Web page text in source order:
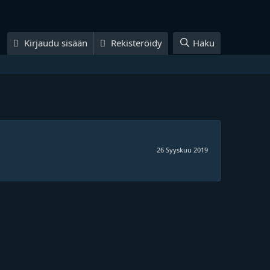
Kirjaudu sisään Rekisteröidy Haku
26 Syyskuu 2019